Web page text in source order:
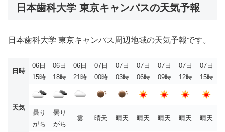
日本歯科大学 東京キャンパスの天気予報
日本歯科大学 東京キャンパス周辺地域の天気予報です。
日時
06日
15時
06日
18時
06日
21時
07日
00時
07日
03時
07日
06時
07日
09時
07日
12時
07日
15時
天気
曇り
がち
曇り
がち
雲 晴天 晴天 晴天 晴天 晴天 晴天